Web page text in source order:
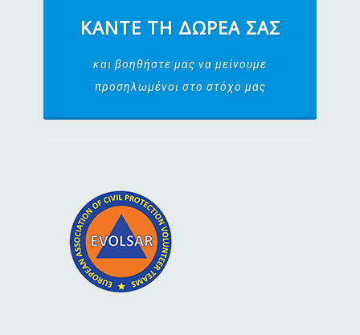
ΚΆΝΤΕ ΤΗ ΔΩΡΕΆ ΣΑΣ
και βοηθήστε μας να μείνουμε
προσηλωμένοι στο στόχο μας